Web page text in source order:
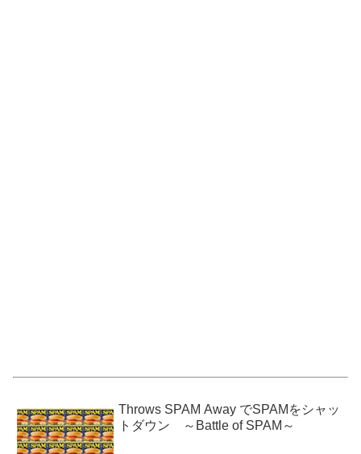
Throws SPAM Away でSPAMをシャッ
トダウン ～Battle of SPAM～